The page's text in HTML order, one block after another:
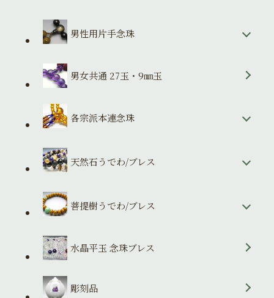
男性用片手念珠
男女共通 27玉・9㎜玉
各宗派本連念珠
天然石うでわ/ブレス
菩提樹うでわ/ブレス
水晶平玉 念珠ブレス
彫刻品